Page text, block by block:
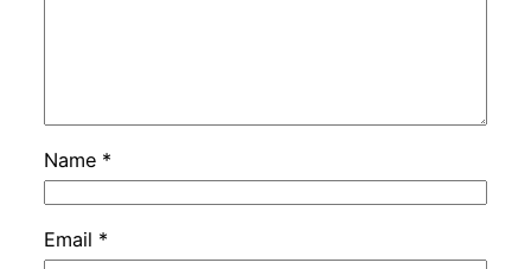
Name *
Email *